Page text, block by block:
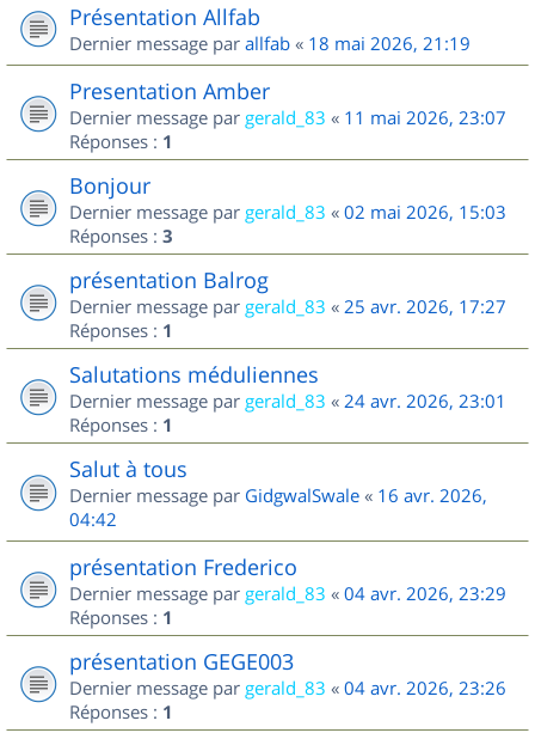
Présentation Allfab
Dernier message par allfab « 18 mai 2026, 21:19
Presentation Amber
Dernier message par gerald_83 « 11 mai 2026, 23:07
Réponses : 1
Bonjour
Dernier message par gerald_83 « 02 mai 2026, 15:03
Réponses : 3
présentation Balrog
Dernier message par gerald_83 « 25 avr. 2026, 17:27
Réponses : 1
Salutations méduliennes
Dernier message par gerald_83 « 24 avr. 2026, 23:01
Réponses : 1
Salut à tous
Dernier message par GidgwalSwale « 16 avr. 2026,
04:42
présentation Frederico
Dernier message par gerald_83 « 04 avr. 2026, 23:29
Réponses : 1
présentation GEGE003
Dernier message par gerald_83 « 04 avr. 2026, 23:26
Réponses : 1